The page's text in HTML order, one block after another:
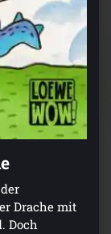
Drache mit
Doch